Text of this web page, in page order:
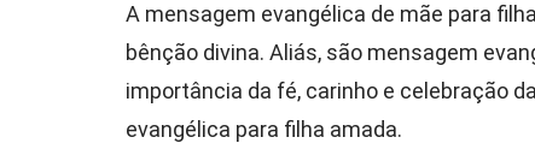
A mensagem evangélica de mãe para
bênção divina. Aliás, são mensagem
importância da fé, carinho e celebração
evangélica para filha amada.